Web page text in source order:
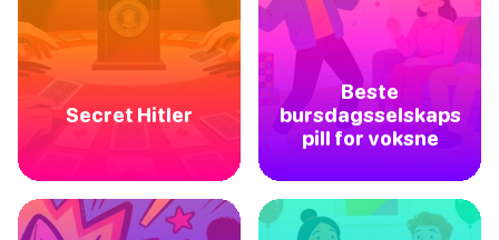
Secret Hitler
Beste
bursdagsselskaps
pill for voksne